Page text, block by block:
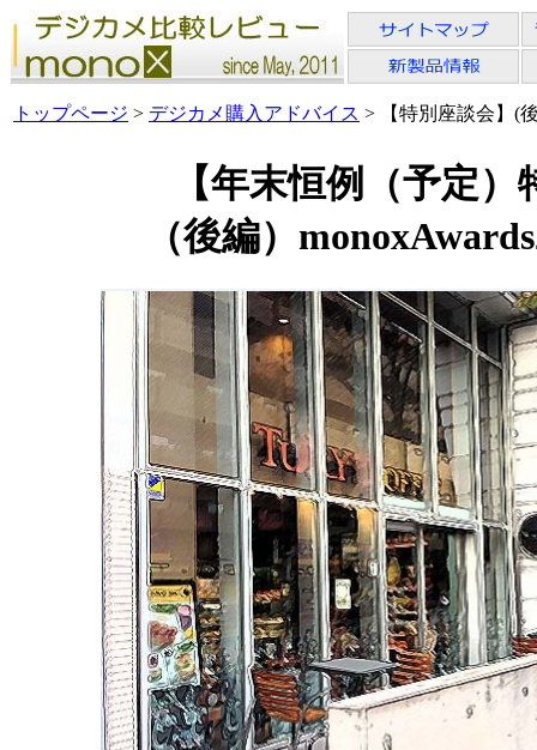
トップページ > デジカメ購入アドバイス > 【特別座談会】(
【年末恒例（予定
（後編）